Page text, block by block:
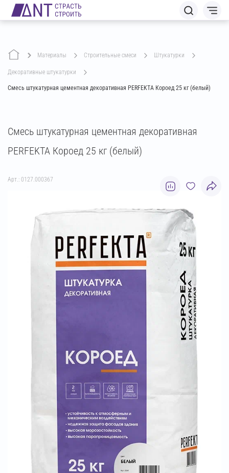
Материалы строительные смеси штукатурки
декоративные штукатурки
Смесь штукатурная цементная декоративная PERFEKTA Короед 25 кг (белый)
Смесь штукатурная цементная декоративная
PERFEKTA Короед 25 кг (белый)
Арт.: 0127.000367